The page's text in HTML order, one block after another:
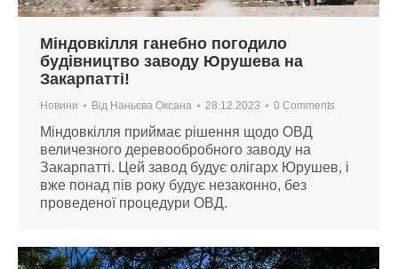
Міндовкілля ганебно погодило
будівництво заводу Юрушева на
Закарпатті!
Новини Від Наньєва Оксана 28.12.2023 0 Comments
Міндовкілля приймає рішення щодо ОВД
величезного деревообробного заводу на
Закарпатті. Цей завод будує олігарх Юрушев, і
вже понад пів року будує незаконно, без
проведеної процедури ОВД.